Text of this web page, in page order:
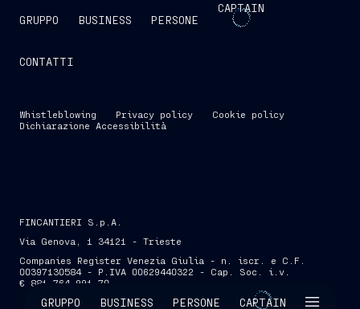
GRUPPO BUSINESS PERSONE CAPTAIN
GRUPPO BUSINESS PERSONE
CAPTAIN
CONTATTI
Whistleblowing Privacy policy
Cookie policy
Dichiarazione Accessibilità
FINCANTIERI S.p.A.
Via Genova, 1 34121 - Trieste
Companies Register Venezia Giulia - n. iscr. e C.F.
00397130584 - P.IVA 00629440322 - Cap. Soc. i.v.
€ 881.764.991,70